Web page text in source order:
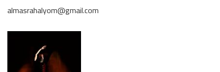
almasrahalyom@gmail.com